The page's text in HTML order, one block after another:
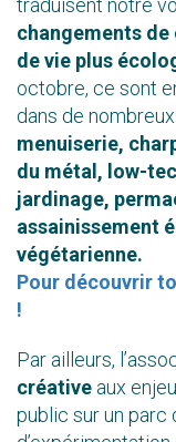
traduisent notre
changements
de vie plus
octobre, ce sont
dans de
menuiserie,
du métal, low-
jardinage,
assainissement
végétarienne.
Pour découvrir
!
Par ailleurs,
créative aux
public sur un parc